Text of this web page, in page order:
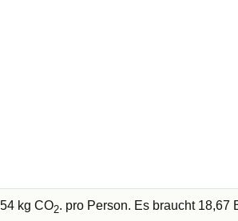
kg CO2. pro Person. Es braucht 18,67